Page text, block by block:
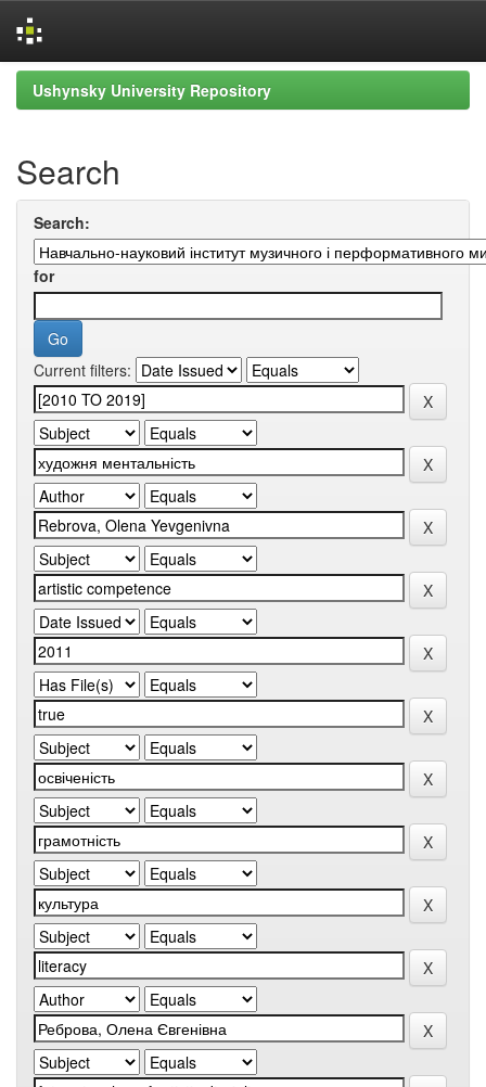
Skip
navigation
Ushynsky University Repository
Search
Search:
for
Current filters: